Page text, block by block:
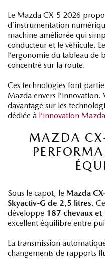
Le Mazda CX-5 2026
d’instrumentation
machine améliorée qui
conducteur et le véhicule.
l’ergonomie du tableau de
concentré sur la route.
Ces technologies font
Mazda envers
davantage sur les
dédiée à l’innovation Mazda
MAZDA
Sous le capot, le Mazda
Skyactiv-G de 2,5 litres.
développe 187 chevaux
excellent équilibre entre
La transmission
changements de rapports